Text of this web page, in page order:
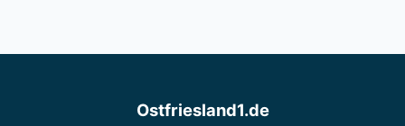
Ostfriesland1.de